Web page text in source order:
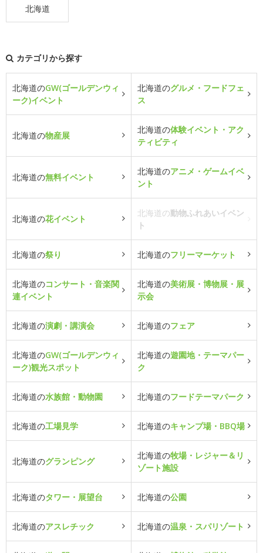
北海道
カテゴリから探す
北海道のGW(ゴールデンウィ
ーク)イベント
北海道のグルメ・フードフェ
ス
北海道の物産展
北海道の体験イベント・アク
ティビティ
北海道の無料イベント
北海道のアニメ・ゲームイベ
ント
北海道の花イベント
北海道の動物ふれあいイベン
ト
北海道の祭り 北海道のフリーマーケット
北海道のコンサート・音楽関
連イベント
北海道の美術展・博物展・展
示会
北海道の演劇・講演会 北海道のフェア
北海道のGW(ゴールデンウィ
ーク)観光スポット
北海道の遊園地・テーマパー
ク
北海道の水族館・動物園 北海道のフードテーマパーク
北海道の工場見学 北海道のキャンプ場・BBQ場
北海道のグランピング
北海道の牧場・レジャー＆リ
ゾート施設
北海道のタワー・展望台 北海道の公園
北海道のアスレチック 北海道の温泉・スパリゾート